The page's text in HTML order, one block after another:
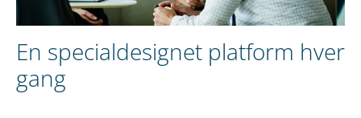
En specialdesignet platform hver
gang